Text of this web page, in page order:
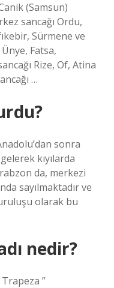
(Samsun)
sancağı Ordu,
Sürmene ve
Fatsa,
Rize, Of, Atina
…
sonra
kıyılarda
da, merkezi
sayılmaktadır ve
olarak bu
nedir?
”